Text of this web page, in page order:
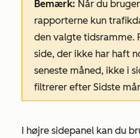
Bemærk: Når du
rapporterne kun
den valgte tidsramme.
side, der ikke har haft
seneste måned, ikke i
filtrerer efter Sidste
I højre sidepanel kan du